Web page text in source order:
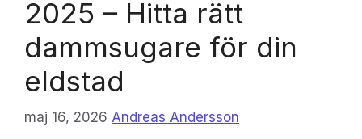
2025 – Hitta rätt
dammsugare för din
eldstad
maj 16, 2026 Andreas Andersson